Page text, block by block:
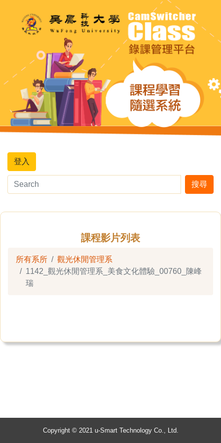
登入
搜尋
課程影片列表
所有系所
觀光休閒管理系
1142_觀光休閒管理系_美食文化體驗_00760_陳峰
瑞
Copyright © 2021 u-Smart Technology Co., Ltd.